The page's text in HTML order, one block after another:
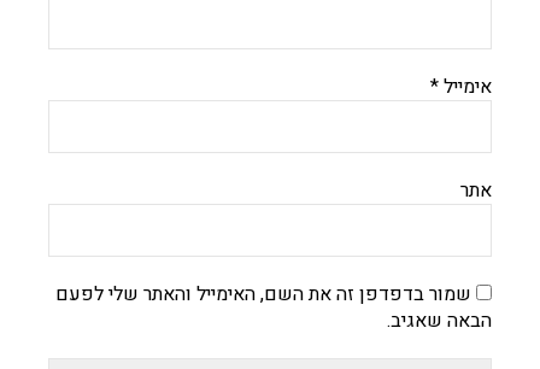
אימייל*
אתר
שמור בדפדפן זה את השם, האימייל והאתר שלי לפעם
הבאה שאגיב.